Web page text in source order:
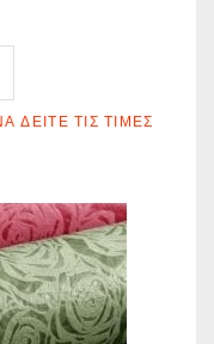
ΔΕΊΤΕ ΤΙΣ ΤΙΜΈΣ